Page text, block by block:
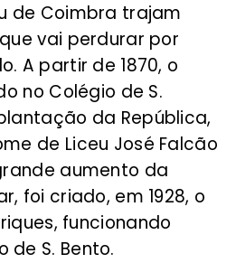
de Coimbra trajam
vai perdurar por
A partir de 1870, o
no Colégio de S.
da República,
de Liceu José Falcão
aumento da
foi criado, em 1928, o
funcionando
de S. Bento.